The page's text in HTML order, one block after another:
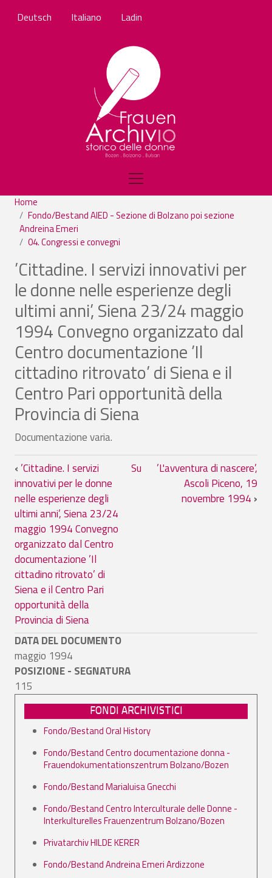
Deutsch Italiano Ladin
Home
Fondo/Bestand AIED - Sezione di Bolzano poi sezione
Andreina Emeri
04. Congressi e convegni
’Cittadine. I servizi innovativi per
le donne nelle esperienze degli
ultimi anni’, Siena 23/24 maggio
1994 Convegno organizzato dal
Centro documentazione ’Il
cittadino ritrovato’ di Siena e il
Centro Pari opportunità della
Provincia di Siena
Documentazione varia.
Link di attraversamento del book per
‹ ’Cittadine. I servizi
innovativi per le donne
nelle esperienze degli
ultimi anni’, Siena 23/24
maggio 1994 Convegno
organizzato dal Centro
documentazione ’Il
cittadino ritrovato’ di
Siena e il Centro Pari
opportunità della
Provincia di Siena
Su
’L'avventura di nascere’,
Ascoli Piceno, 19
novembre 1994 ›
DATA DEL DOCUMENTO
maggio 1994
POSIZIONE - SEGNATURA
115
FONDI ARCHIVISTICI
Fondo/Bestand Oral History
Fondo/Bestand Centro documentazione donna -
Frauendokumentationszentrum Bolzano/Bozen
Fondo/Bestand Marialuisa Gnecchi
Fondo/Bestand Centro Interculturale delle Donne -
Interkulturelles Frauenzentrum Bolzano/Bozen
Privatarchiv HILDE KERER
Fondo/Bestand Andreina Emeri Ardizzone